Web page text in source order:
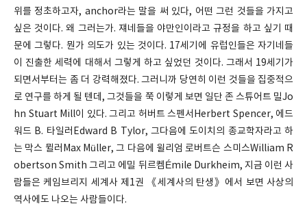
위를 정초하고자, anchor라는 말을 써 있다, 어떤 그런 것들을 가지고
싶은 것이다. 왜 그러는가. 쟤네들을 야만인이라고 규정을 하고 싶기 때
문에 그렇다. 뭔가 의도가 있는 것이다. 17세기에 유럽인들은 자기네들
이 진출한 세력에 대해서 그렇게 하고 싶었던 것이다. 그래서 19세기가
되면서부터는 좀 더 강력해졌다. 그러니까 당연히 이런 것들을 집중적으
로 연구를 하게 될 텐데, 그것들을 쭉 이렇게 보면 일단 존 스튜어트 밀Jo
hn Stuart Mill이 있다. 그리고 허버트 스펜서Herbert Spencer, 에드
워드 B. 타일러Edward B Tylor, 그다음에 도이치의 종교학자라고 하
는 막스 뮐러Max Müller, 그 다음에 윌리엄 로버트슨 스미스William R
obertson Smith 그리고 에밀 뒤르켐Émile Durkheim, 지금 이런 사
람들은 케임브리지 세계사 제1권 《세계사의 탄생》에서 보면 사상의
역사에도 나오는 사람들이다.